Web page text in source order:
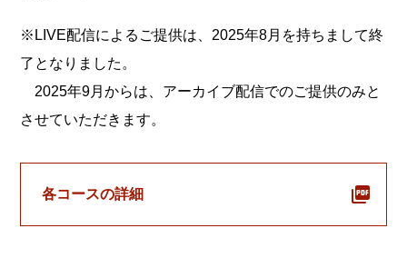
※LIVE配信によるご提供は、2025年8月を持ちまして終
了となりました。
2025年9月からは、アーカイブ配信でのご提供のみと
させていただきます。
各コースの詳細